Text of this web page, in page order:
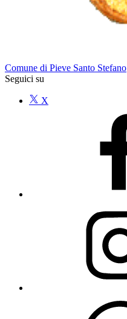
Comune di Pieve Santo Stefano
Seguici su
X